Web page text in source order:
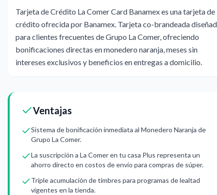
Tarjeta de Crédito La Comer Card Banamex es una tarjeta de
crédito ofrecida por Banamex. Tarjeta co-brandeada
para clientes frecuentes de Grupo La Comer, ofreciendo
bonificaciones directas en monedero naranja, meses sin
intereses exclusivos y beneficios en entregas a domicilio.
Ventajas
Sistema de bonificación inmediata al Monedero Naranja de
Grupo La Comer.
La suscripción a La Comer en tu casa Plus representa un
ahorro directo en costos de envío para compras de súper.
Triple acumulación de timbres para programas de lealtad
vigentes en la tienda.